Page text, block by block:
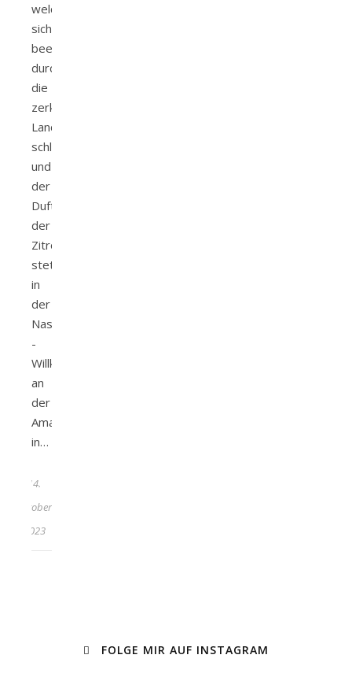
welche
sich
beeindruckend
durch
die
zerklüftete
Landschaft
schlängeln
und
der
Duft
der
Zitrone
stets
in
der
Nase
-
Willkommen
an
der
Amalfiküste
in…
14.
Oktober
2023
FOLGE MIR AUF INSTAGRAM